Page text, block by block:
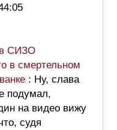
в СИЗО
в смертельном
: Ну, слава
подумал,
на видео вижу
судя